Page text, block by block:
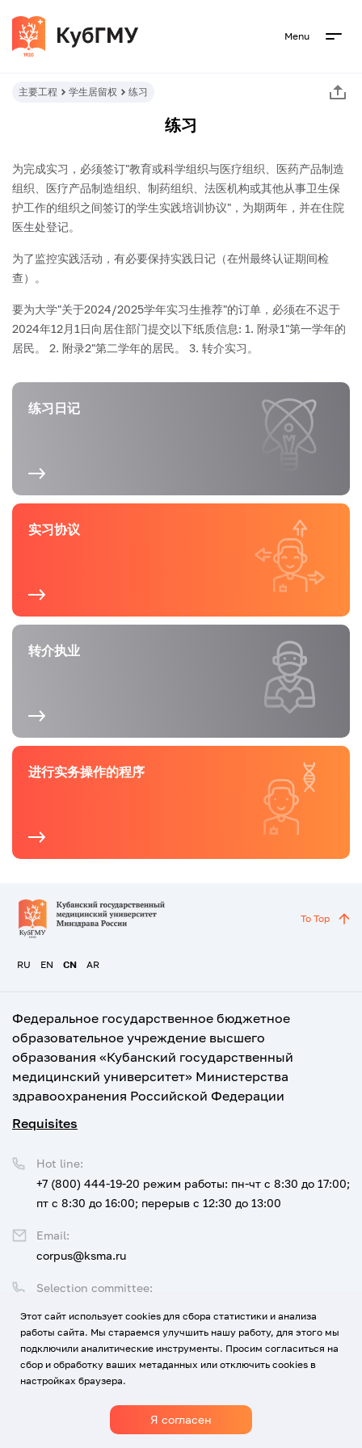
Menu
主要工程 学生居留权 练习
练习
为完成实习，必须签订"教育或科学组织与医疗组织、医药产品制造
组织、医疗产品制造组织、制药组织、法医机构或其他从事卫生保
护工作的组织之间签订的学生实践培训协议"，为期两年，并在住院
医生处登记。
为了监控实践活动，有必要保持实践日记（在州最终认证期间检
查）。
要为大学"关于2024/2025学年实习生推荐"的订单，必须在不迟于
2024年12月1日向居住部门提交以下纸质信息: 1. 附录1"第一学年的
居民。
2. 附录2"第二学年的居民。 3. 转介实习。
练习日记
实习协议
转介执业
进行实务操作的程序
RU EN CN AR
To Top
Федеральное государственное бюджетное
образовательное учреждение высшего
образования «Кубанский государственный
медицинский университет» Министерства
здравоохранения Российской Федерации
Requisites
Legal address:
350063 г. Краснодар, ул. им. Митрофана Седина, 4
Selection committee:
Hot line:
+7 (800) 444-19-20 режим работы: пн-чт с 8:30 до 17:00;
пт с 8:30 до 16:00; перерыв с 12:30 до 13:00
Email:
corpus@ksma.ru
© All rights reserved
Этот сайт использует cookies для сбора статистики и анализа
работы сайта. Мы стараемся улучшить нашу работу, для этого мы
подключили аналитические инструменты. Просим согласиться на
сбор и обработку ваших метаданных или отключить cookies в
настройках браузера.
Я согласен